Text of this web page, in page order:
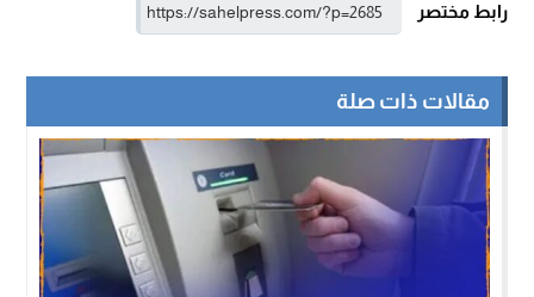
رابط مختصر
مقالات ذات صلة